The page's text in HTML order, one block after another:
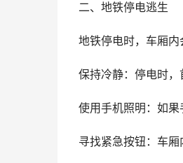
二、地铁停电逃生
地铁停电时，车厢内
保持冷静：停电时，
使用手机照明：如果
寻找紧急按钮：车厢